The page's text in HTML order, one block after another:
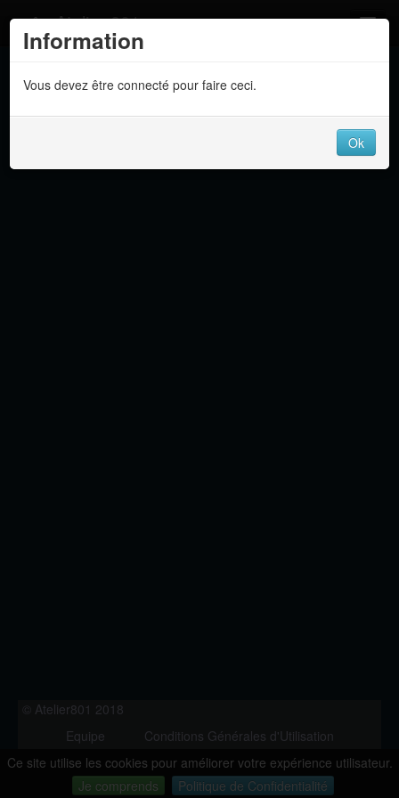
Ce site utilise les cookies pour améliorer votre expérience utilisateur.
Je comprends
Politique de Confidentialité
Information
Vous devez être connecté pour faire ceci.
Ok
Atelier 801
Dev Tracker
Langue
© Atelier801 2018
Equipe
Conditions Générales d'Utilisation
Politique de Confidentialité
Contact
Version 1.27